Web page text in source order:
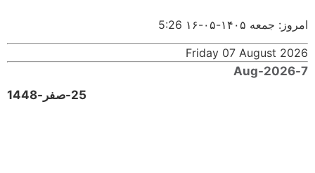
امروز: جمعه ۱۴۰۵-۰۵-۱۶ 5:26
Friday 07 August 2026
7-Aug-2026
25-صفر-1448